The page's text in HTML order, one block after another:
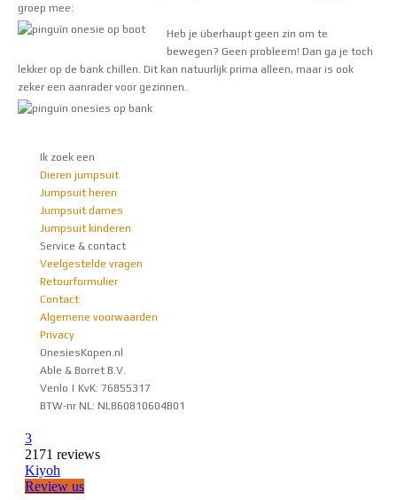
groep mee:
Heb je überhaupt geen zin om te
bewegen? Geen probleem! Dan ga je toch
lekker op de bank chillen. Dit kan natuurlijk prima alleen, maar is ook
zeker een aanrader voor gezinnen.
Ik zoek een
Dieren jumpsuit
Jumpsuit heren
Jumpsuit dames
Jumpsuit kinderen
Service & contact
Veelgestelde vragen
Retourformulier
Contact
Algemene voorwaarden
Privacy
OnesiesKopen.nl
Able & Borret B.V.
Venlo | KvK: 76855317
BTW-nr NL: NL860810604B01